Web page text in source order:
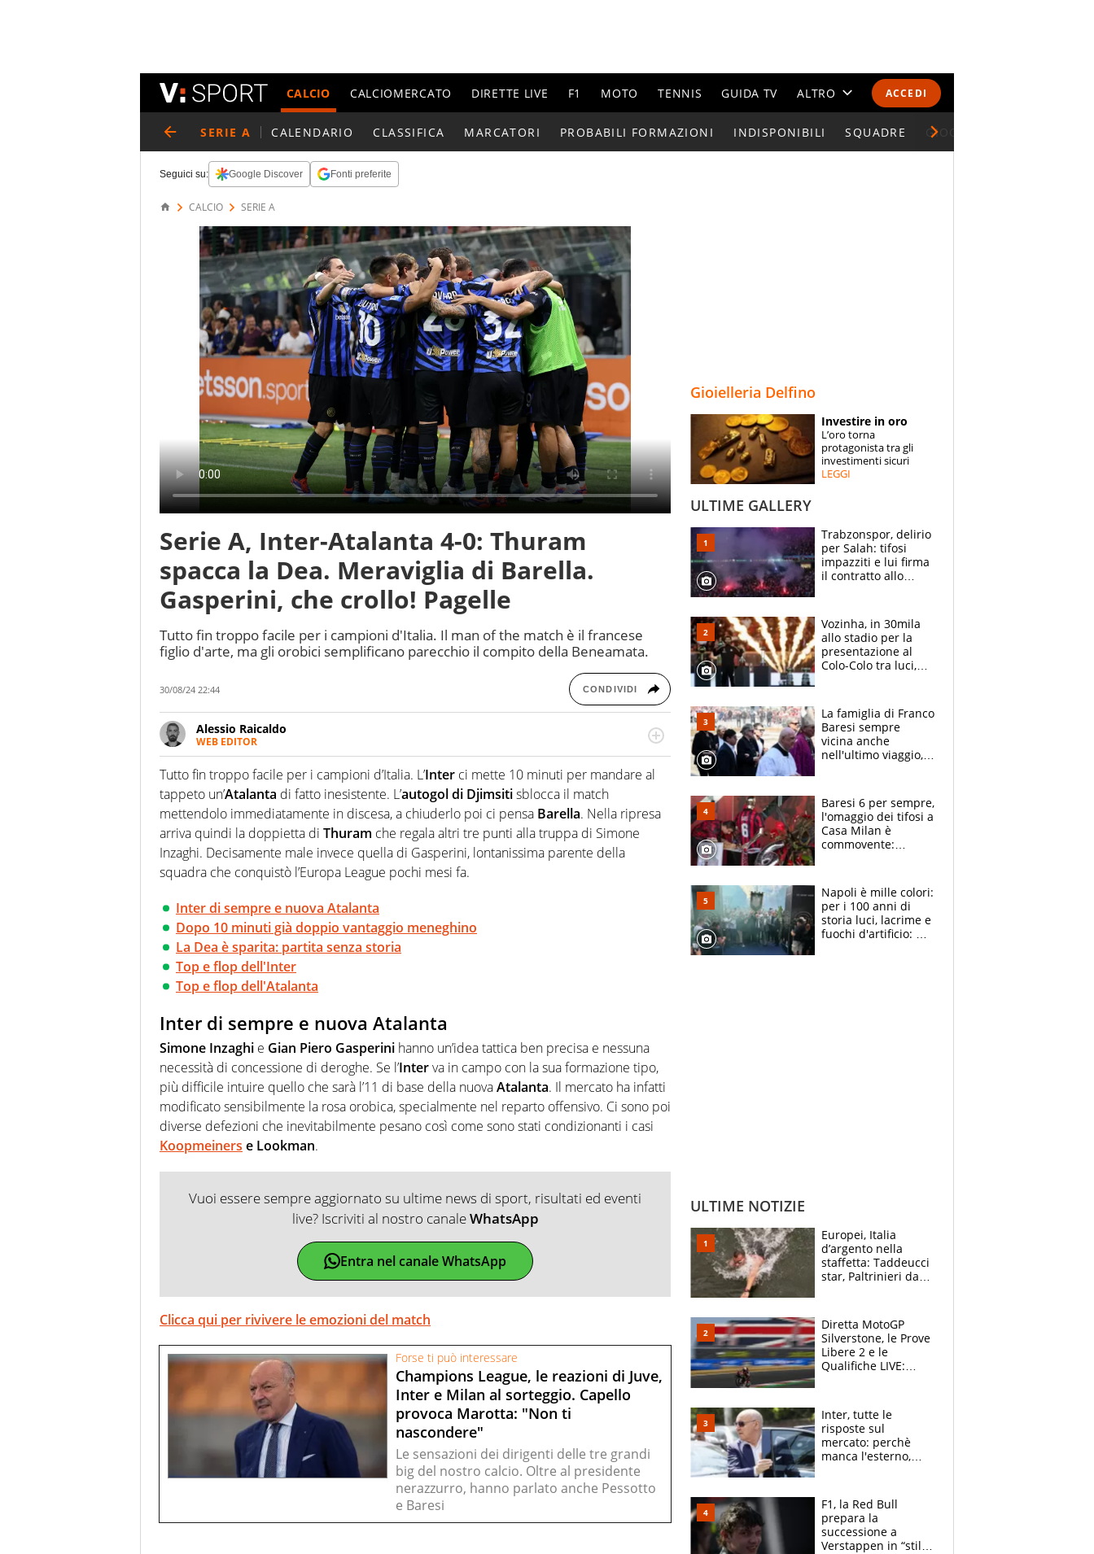
ACCEDI
CALCIO CALCIOMERCATO DIRETTE LIVE F1 MOTO TENNIS GUIDA TV ALTRO
CALENDARI E CLASSIFICHE
ESPERTI
CONTATTI
SERIE A CALENDARIO CLASSIFICA MARCATORI PROBABILI FORMAZIONI INDISPONIBILI SQUADRE GIOCATORI SERIE A
Seguici su: Google Discover Fonti preferite
CALCIO SERIE A
Serie A, Inter-Atalanta 4-0: Thuram
spacca la Dea. Meraviglia di Barella.
Gasperini, che crollo! Pagelle
Tutto fin troppo facile per i campioni d'Italia. Il man of the match è il francese
figlio d'arte, ma gli orobici semplificano parecchio il compito della Beneamata.
30/08/24 22:44 CONDIVIDI
Alessio Raicaldo
WEB EDITOR
Un figlio che si chiama Diego e la tesi di laurea sugli stadi di proprietà in Italia. Il calcio
quale filo conduttore irrinunciabile tra passione e professione. Per Virgilio Sport
indaga, approfondisce e scandaglia l'universo mondo dello sport per antonomasia
Tutto fin troppo facile per i campioni d’Italia. L’Inter ci mette 10 minuti per mandare al
tappeto un’Atalanta di fatto inesistente. L’autogol di Djimsitisblocca il match
mettendolo immediatamente in discesa, a chiuderlo poi ci pensa Barella. Nella ripresa
arriva quindi la doppietta di Thuram che regala altri tre punti alla truppa di Simone
Inzaghi. Decisamente male invece quella di Gasperini, lontanissima parente della
squadra che conquistò l’Europa League pochi mesi fa.
Inter di sempre e nuova Atalanta
Dopo 10 minuti già doppio vantaggio meneghino
La Dea è sparita: partita senza storia
Top e flop dell'Inter
Top e flop dell'Atalanta
Inter di sempre e nuova Atalanta
Simone Inzaghi e Gian Piero Gasperini hanno un’idea tattica ben precisa e nessuna
necessità di concessione di deroghe. Se l’Interva in campo con la sua formazione tipo,
più difficile intuire quello che sarà l’11 di base della nuovaAtalanta. Il mercato ha infatti
modificato sensibilmente la rosa orobica, specialmente nel reparto offensivo. Ci sono poi
diverse defezioni che inevitabilmente pesano così come sono stati condizionanti i casi
Koopmeiners e Lookman.
Vuoi essere sempre aggiornato su ultime news di sport, risultati ed eventi
live? Iscriviti al nostro canaleWhatsApp
Entra nel canale WhatsApp
Clicca qui per rivivere le emozioni del match
Forse ti può interessare
Champions League, le reazioni di Juve,
Inter e Milan al sorteggio. Capello
provoca Marotta: "Non ti
nascondere"
Le sensazioni dei dirigenti delle tre grandi
big del nostro calcio. Oltre al presidente
nerazzurro, hanno parlato anche Pessotto
e Baresi
Gioielleria Delfino
Investire in oro
L’oro torna
protagonista tra gli
investimenti sicuri
LEGGI
ULTIME GALLERY
Trabzonspor, delirio
per Salah: tifosi
impazziti e lui firma
il contratto allo
Vozinha, in 30mila
allo stadio per la
presentazione al
Colo-Colo tra luci,
La famiglia di Franco
Baresi sempre
vicina anche
nell'ultimo viaggio,
circondati
dall'affetto dei tifosi
Baresi 6 per sempre,
l'omaggio dei tifosi a
Casa Milan è
commovente:
bigliettini
Napoli è mille colori:
per i 100 anni di
storia luci, lacrime e
fuochi d'artificio: De
ULTIME NOTIZIE
Europei, Italia
d’argento nella
staffetta: Taddeucci
star, Paltrinieri da
Padre Pio
Diretta MotoGP
Silverstone, le Prove
Libere 2 e le
Qualifiche LIVE:
Inter, tutte le
risposte sul
mercato: perchè
manca l'esterno,
vero obiettivo di
Marotta
F1, la Red Bull
prepara la
successione a
Verstappen in “stile